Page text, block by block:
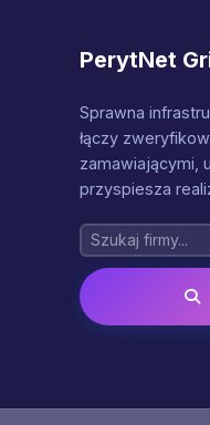
PerytNet
Sprawna
łączy
zamawiającymi,
przyspiesza